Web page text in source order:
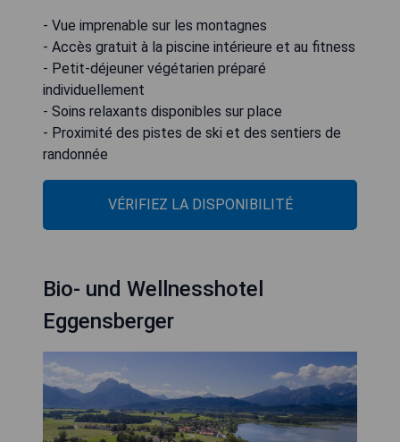
- Vue imprenable sur les montagnes
- Accès gratuit à la piscine intérieure et au fitness
- Petit-déjeuner végétarien préparé
individuellement
- Soins relaxants disponibles sur place
- Proximité des pistes de ski et des sentiers de
randonnée
VÉRIFIEZ LA DISPONIBILITÉ
Bio- und Wellnesshotel
Eggensberger